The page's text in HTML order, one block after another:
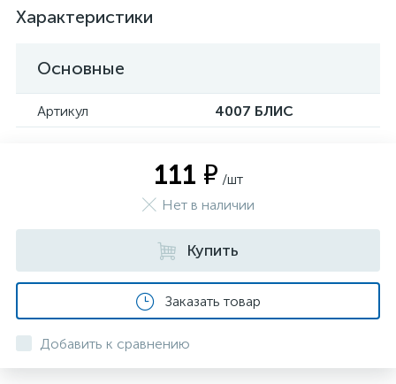
Характеристики
Основные
Артикул 4007 БЛИС
111 ₽ /шт
Нет в наличии
Купить
Заказать товар
Добавить к сравнению